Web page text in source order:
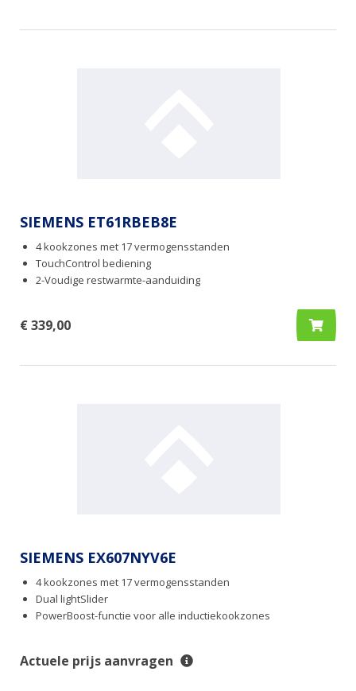
SIEMENS ET61RBEB8E
4 kookzones met 17 vermogensstanden
TouchControl bediening
2-Voudige restwarmte-aanduiding
€ 339,00
SIEMENS EX607NYV6E
4 kookzones met 17 vermogensstanden
Dual lightSlider
PowerBoost-functie voor alle inductiekookzones
Actuele prijs aanvragen